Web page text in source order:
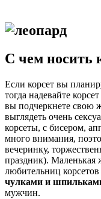
С чем носить
Если корсет вы
тогда надевайте корсет
вы подчеркнете свою
выглядеть очень
корсеты, с бисером,
много внимания,
вечеринку,
праздник). Маленькая
любительниц
чулками и
мужчин.